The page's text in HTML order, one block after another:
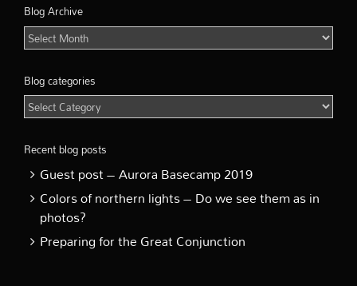
Blog Archive
Blog
Archive
Blog categories
Blog
categories
Recent blog posts
Guest post – Aurora Basecamp 2019
Colors of northern lights – Do we see them as in
photos?
Preparing for the Great Conjunction